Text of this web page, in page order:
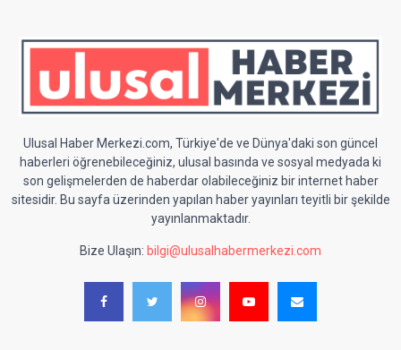
Ulusal Haber Merkezi.com, Türkiye'de ve Dünya'daki son güncel
haberleri öğrenebileceğiniz, ulusal basında ve sosyal medyada ki
son gelişmelerden de haberdar olabileceğiniz bir internet haber
sitesidir. Bu sayfa üzerinden yapılan haber yayınları teyitli bir şekilde
yayınlanmaktadır.
Bize Ulaşın: bilgi@ulusalhabermerkezi.com